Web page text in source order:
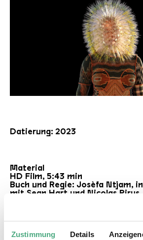
Zustimmung Details
Datierung: 2023
Material
HD Film, 5:43 min
Buch und Regie: Josèfa Ntjam,
mit Sean Hart und Nicolas
von Aquatic Invasion